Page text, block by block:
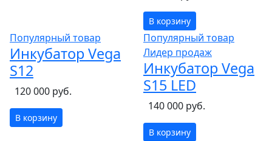
В корзину
Популярный товар
Инкубатор Vega
S12
120 000 руб.
В корзину
Популярный товар
Лидер продаж
Инкубатор Vega
S15 LED
140 000 руб.
В корзину